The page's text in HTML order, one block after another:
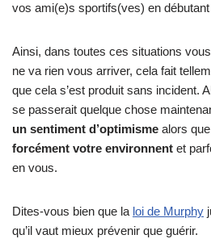
vos ami(e)s sportifs(ves) en débutant
Ainsi, dans toutes ces situations
ne va rien vous arriver, cela fait
que cela s’est produit sans incident.
se passerait quelque chose
un sentiment d’optimisme alors que
forcément votre environnent et
en vous.
Dites-vous bien que la loi de Murphy
qu’il vaut mieux prévenir que guérir.